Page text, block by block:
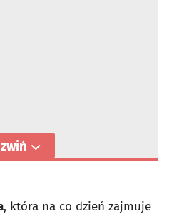
, która na co dzień zajmuje